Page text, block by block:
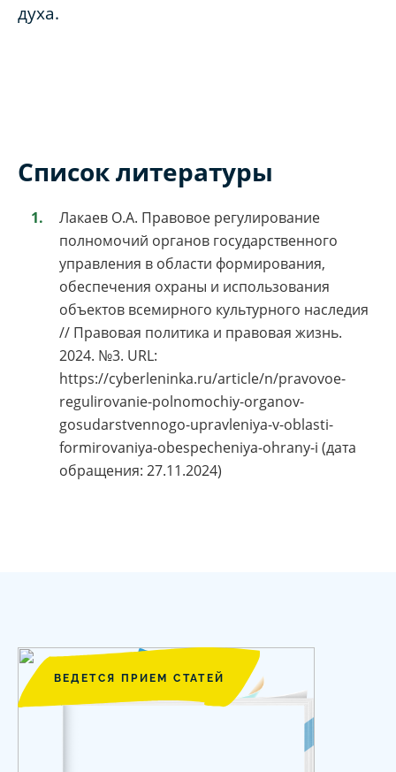
духа.
Список литературы
Лакаев О.А. Правовое регулирование
полномочий органов государственного
управления в области формирования,
обеспечения охраны и использования
объектов всемирного культурного наследия
// Правовая политика и правовая жизнь.
2024. №3. URL:
https://cyberleninka.ru/article/n/pravovoe-
regulirovanie-polnomochiy-organov-
gosudarstvennogo-upravleniya-v-oblasti-
formirovaniya-obespecheniya-ohrany-i (дата
обращения: 27.11.2024)
ВЕДЕТСЯ ПРИЕМ СТАТЕЙ